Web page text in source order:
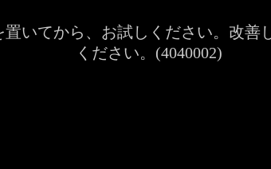
いてから、お試しください。改
ください。(4040002)